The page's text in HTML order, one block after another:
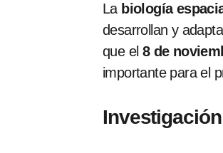
La biología
desarrollan y
que el 8 de
importante para el